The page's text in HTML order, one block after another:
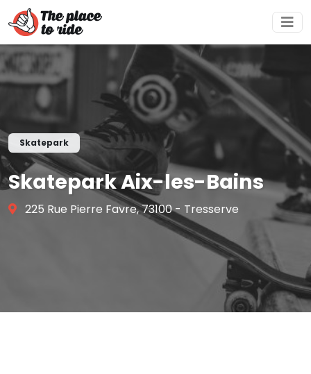
Skatepark
Skatepark Aix-les-Bains
225 Rue Pierre Favre, 73100 - Tresserve